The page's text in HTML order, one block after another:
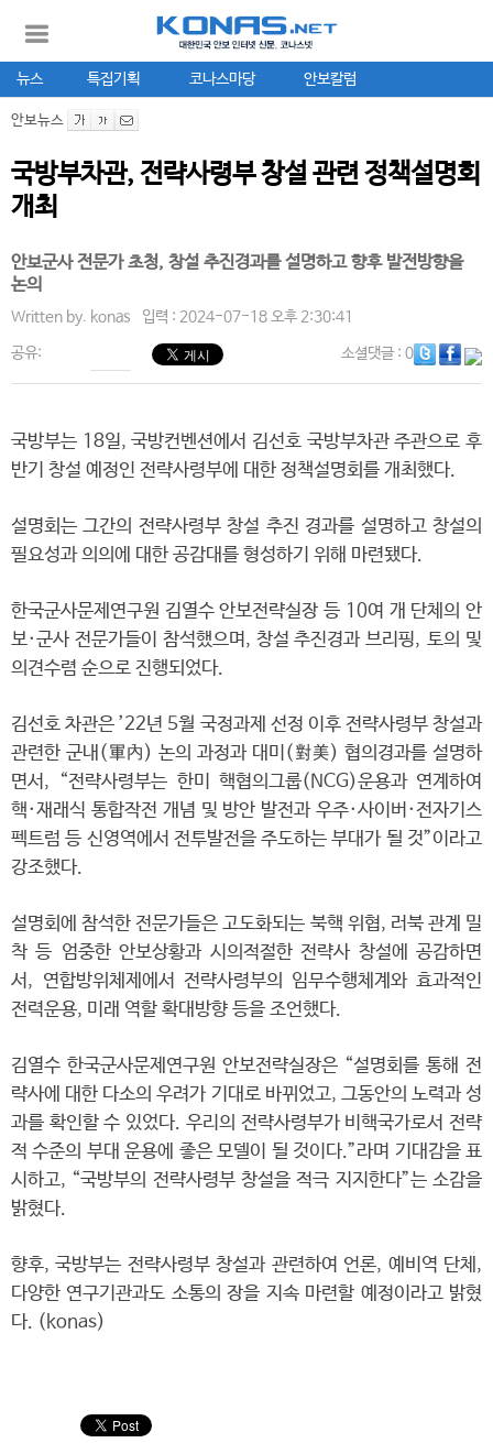
뉴스 특집기획 코나스마당 안보칼럼
안보뉴스
국방부차관, 전략사령부 창설 관련 정책설명회
개최
안보군사 전문가 초청, 창설 추진경과를 설명하고 향후 발전방향을
논의
Written by. konas 입력 : 2024-07-18 오후 2:30:41
공유: 소셜댓글: 0
국방부는 18일, 국방컨벤션에서 김선호 국방부차관 주관으로 후
반기 창설 예정인 전략사령부에 대한 정책설명회를 개최했다.
설명회는 그간의 전략사령부 창설 추진 경과를 설명하고 창설의
필요성과 의의에 대한 공감대를 형성하기 위해 마련됐다.
한국군사문제연구원 김열수 안보전략실장 등 10여 개 단체의 안
보·군사 전문가들이 참석했으며, 창설 추진경과 브리핑, 토의 및
의견수렴 순으로 진행되었다.
김선호 차관은 ’22년 5월 국정과제 선정 이후 전략사령부 창설과
관련한 군내(軍內) 논의 과정과 대미(對美) 협의경과를 설명하
면서, “전략사령부는 한미 핵협의그룹(NCG)운용과 연계하여
핵·재래식 통합작전 개념 및 방안 발전과 우주·사이버·전자기스
펙트럼 등 신영역에서 전투발전을 주도하는 부대가 될 것”이라고
강조했다.
설명회에 참석한 전문가들은 고도화되는 북핵 위협, 러북 관계 밀
착 등 엄중한 안보상황과 시의적절한 전략사 창설에 공감하면
서, 연합방위체제에서 전략사령부의 임무수행체계와 효과적인
전력운용, 미래 역할 확대방향 등을 조언했다.
김열수 한국군사문제연구원 안보전략실장은 “설명회를 통해 전
략사에 대한 다소의 우려가 기대로 바뀌었고, 그동안의 노력과 성
과를 확인할 수 있었다. 우리의 전략사령부가 비핵국가로서 전략
적 수준의 부대 운용에 좋은 모델이 될 것이다.”라며 기대감을 표
시하고, “국방부의 전략사령부 창설을 적극 지지한다”는 소감을
밝혔다.
향후, 국방부는 전략사령부 창설과 관련하여 언론, 예비역 단체,
다양한 연구기관과도 소통의 장을 지속 마련할 예정이라고 밝혔
다. (konas)